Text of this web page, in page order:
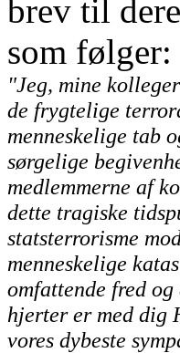
brev til
som følger:
"Jeg, mine
de frygtelige
menneskelige tab
sørgelige
medlemmerne af
dette tragiske
statsterrorisme
menneskelige
omfattende fred
hjerter er med dig
vores dybeste